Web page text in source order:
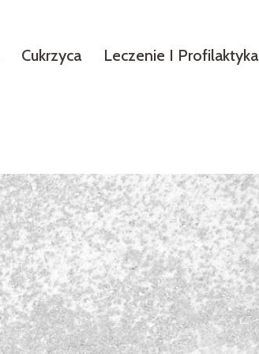
Cukrzyca Leczenie I Profilaktyka